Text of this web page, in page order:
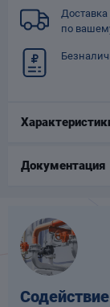
по
Документация